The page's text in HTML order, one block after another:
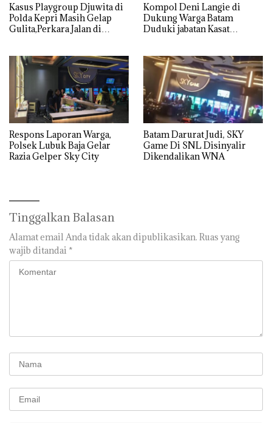
Kasus Playgroup Djuwita di
Polda Kepri Masih Gelap
Gulita,Perkara Jalan di
Kompol Deni Langie di
Dukung Warga Batam
Duduki jabatan Kasat
Respons Laporan Warga,
Polsek Lubuk Baja Gelar
Razia Gelper Sky City
Batam Darurat Judi, SKY
Game Di SNL Disinyalir
Dikendalikan WNA
Tinggalkan Balasan
Alamat email Anda tidak akan dipublikasikan. Ruas yang
wajib ditandai *